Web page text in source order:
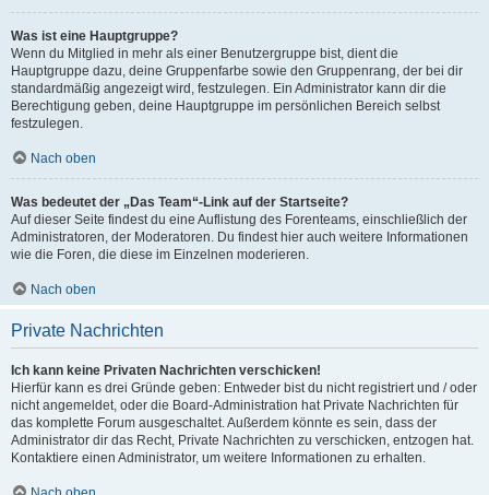
Was ist eine Hauptgruppe?
Wenn du Mitglied in mehr als einer Benutzergruppe bist, dient die
Hauptgruppe dazu, deine Gruppenfarbe sowie den Gruppenrang, der bei dir
standardmäßig angezeigt wird, festzulegen. Ein Administrator kann dir die
Berechtigung geben, deine Hauptgruppe im persönlichen Bereich selbst
festzulegen.
Nach oben
Was bedeutet der „Das Team“-Link auf der Startseite?
Auf dieser Seite findest du eine Auflistung des Forenteams, einschließlich der
Administratoren, der Moderatoren. Du findest hier auch weitere Informationen
wie die Foren, die diese im Einzelnen moderieren.
Nach oben
Private Nachrichten
Ich kann keine Privaten Nachrichten verschicken!
Hierfür kann es drei Gründe geben: Entweder bist du nicht registriert und / oder
nicht angemeldet, oder die Board-Administration hat Private Nachrichten für
das komplette Forum ausgeschaltet. Außerdem könnte es sein, dass der
Administrator dir das Recht, Private Nachrichten zu verschicken, entzogen hat.
Kontaktiere einen Administrator, um weitere Informationen zu erhalten.